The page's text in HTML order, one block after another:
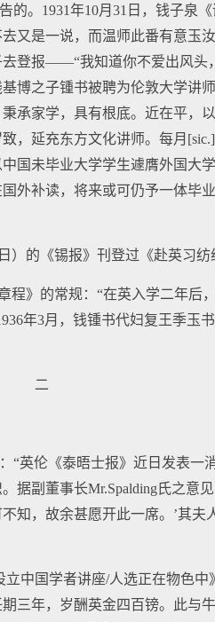
。1931年10月31日，钱子泉
又是一说，而温师此番有意玉
登报——“我知道你不爱出风头
博之子锺书被聘为伦敦大学讲
承家学，具有根底。近在平，
，延充东方文化讲师。每月
国未毕业大学学生遽膺外国大
外补读，将来或可仍予一体毕
）的《锡报》刊登过《赴英习纺
程》的常规：“在英入学二年后
年3月，钱锺书代妇复王季玉
二
“英伦《泰晤士报》近日发表
据副董事长Mr.Spalding氏之意
知，故余甚愿开此一席。’其
中国学者讲座/人选正在物色
三年，岁酬英金四百镑。此与